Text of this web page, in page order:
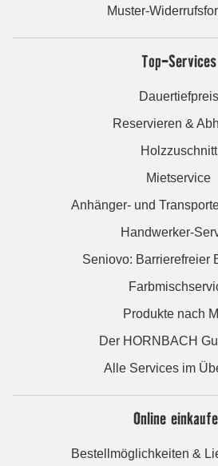
Muster-
Top-Services
Dauertiefpreis
Reservieren &
Holzzuschnitt
Mietservice
Anhänger- und
Handwerker-
Seniovo: Barrierefreier
Produkte nach
Der HORNBACH
Alle Services im
Online
Bestellmöglichkeiten &